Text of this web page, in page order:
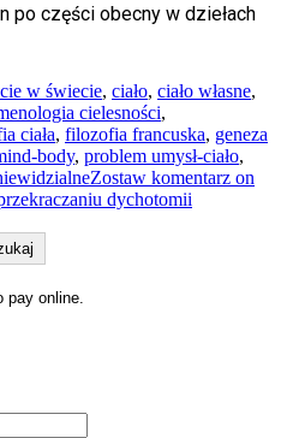
po części obecny w dziełach
w świecie, ciało, ciało własne,
cielesności,
ciała, filozofia francuska, geneza
body, problem umysł-ciało,
Zostaw komentarz on
dychotomii